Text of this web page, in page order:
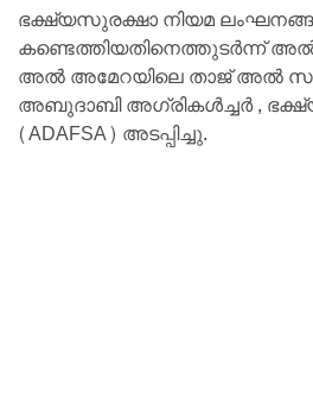
ഭക്ഷ്യസുരക്ഷാ നിയമ
കണ്ടെത്തിയതിനെത്തുടർന്ന്
അൽ അമേറയിലെ താജ് അൽ
അബുദാബി അഗ്രികൾച്ചർ ,
(ADAFSA) അടപ്പിച്ചു.